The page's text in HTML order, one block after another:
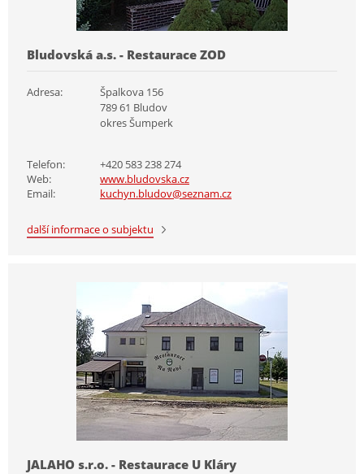
Bludovská a.s. - Restaurace ZOD
Adresa:
Špalkova 156
789 61 Bludov
okres Šumperk
Telefon:
+420 583 238 274
Web:
www.bludovska.cz
Email:
kuchyn.bludov@seznam.cz
další informace o subjektu
JALAHO s.r.o. - Restaurace U Kláry